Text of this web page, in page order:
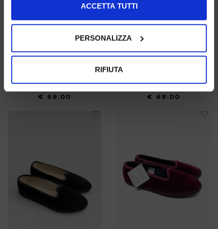
modificare o revocare il proprio consenso in qualsiasi
momento dalla Dichiarazione sui cookie o facendo clic
Con il tuo consenso, vorremmo anche:
raccogliere informazioni sulla tua posizione
Identificare il tuo dispositivo, scansionandolo
attivamente alla ricerca di caratteristiche specifiche
modificare o ritirare il tuo consenso in qualsiasi momento
dalla Dichiarazione sui cookie.
Utilizziamo i cookie per personalizzare contenuti ed
annunci, per fornire funzionalità dei social media e per
ACCETTA TUTTI
PERSONALIZZA
RIFIUTA
€ 69.00 € 69.00